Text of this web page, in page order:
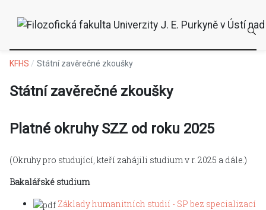
KFHS Státní zavěrečné zkoušky
Státní zavěrečné zkoušky
Platné okruhy SZZ od roku 2025
(Okruhy pro studující, kteří zahájili studium v r. 2025 a dále.)
Bakalářské studium
Základy humanitních studií - SP bez specializací